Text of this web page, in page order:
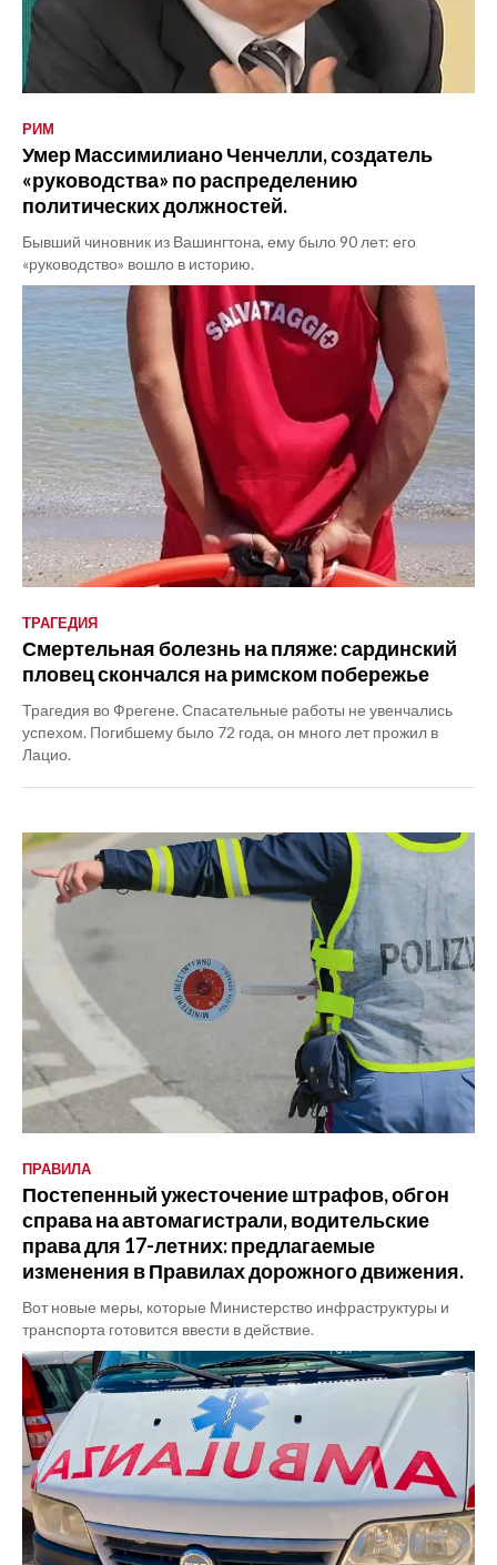
РИМ
Умер Массимилиано Ченчелли, создатель
«руководства» по распределению
политических должностей.
Бывший чиновник из Вашингтона, ему было 90 лет: его
«руководство» вошло в историю.
ТРАГЕДИЯ
Смертельная болезнь на пляже: сардинский
пловец скончался на римском побережье
Трагедия во Фрегене. Спасательные работы не увенчались
успехом. Погибшему было 72 года, он много лет прожил в
Лацио.
ПРАВИЛА
Постепенный ужесточение штрафов, обгон
справа на автомагистрали, водительские
права для 17-летних: предлагаемые
изменения в Правилах дорожного движения.
Вот новые меры, которые Министерство инфраструктуры и
транспорта готовится ввести в действие.